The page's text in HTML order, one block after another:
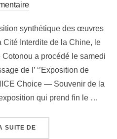
synthétique des œuvres
Interdite de la Chine, le
a procédé le samedi
de l’ ‘’Exposition de
Choice — Souvenir de la
qui prend fin le …
SUITE DE